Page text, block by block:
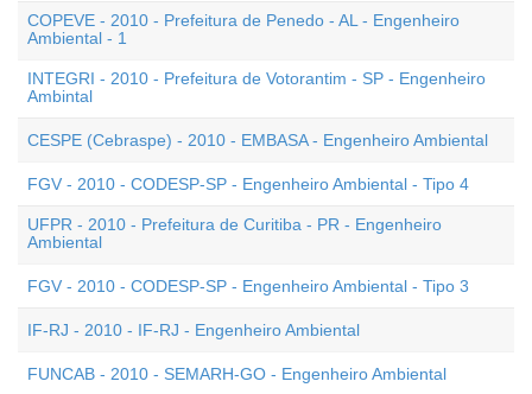
COPEVE - 2010 - Prefeitura de Penedo - AL - Engenheiro
Ambiental - 1
INTEGRI - 2010 - Prefeitura de Votorantim - SP - Engenheiro
Ambintal
CESPE (Cebraspe) - 2010 - EMBASA - Engenheiro Ambiental
FGV - 2010 - CODESP-SP - Engenheiro Ambiental - Tipo 4
UFPR - 2010 - Prefeitura de Curitiba - PR - Engenheiro
Ambiental
FGV - 2010 - CODESP-SP - Engenheiro Ambiental - Tipo 3
IF-RJ - 2010 - IF-RJ - Engenheiro Ambiental
FUNCAB - 2010 - SEMARH-GO - Engenheiro Ambiental